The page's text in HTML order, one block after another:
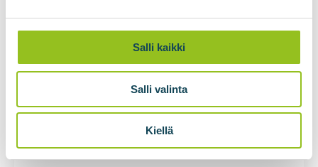
Salli kaikki
Salli valinta
Kiellä
Rõhu vähendamise jaam ja gaasi
ülekandekonteinerid, Saint-Gobain
Mikko Ronkainen 24.06.2025 Ei kommentaare